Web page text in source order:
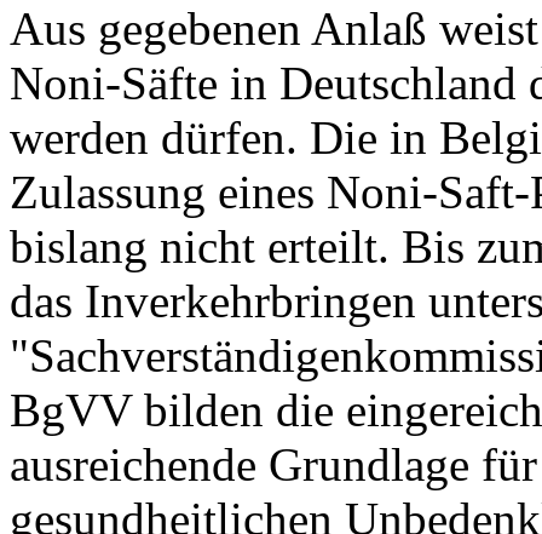
Aus gegebenen Anlaß
Noni-Säfte in Deutschland
werden dürfen. Die in
Zulassung eines Noni-
bislang nicht erteilt. Bis
das Inverkehrbringen
BgVV bilden die
ausreichende Grundlage
gesundheitlichen